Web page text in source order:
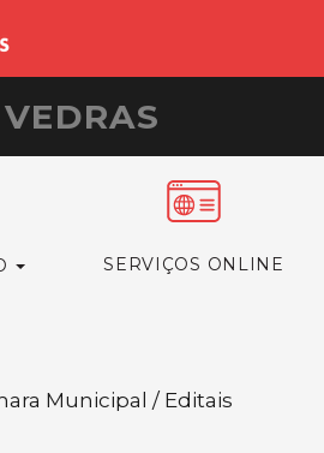
SERVIÇOS ONLINE
Municipal / Editais